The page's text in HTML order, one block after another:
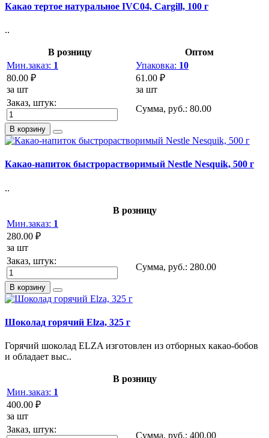
Какао тертое натуральное IVC04, Cargill, 100 г
..
В розницу
Оптом
Мин.заказ: 1
80.00 ₽
за шт
Упаковка: 10
61.00 ₽
за шт
Заказ, штук:
Сумма, руб.: 80.00
В корзину
Какао-напиток быстрорастворимый Nestle Nesquik, 500 г
..
В розницу
Мин.заказ: 1
280.00 ₽
за шт
Заказ, штук:
Сумма, руб.: 280.00
В корзину
Шоколад горячий Elza, 325 г
Горячий шоколад ELZA изготовлен из отборных какао-бобов
и обладает выс..
В розницу
Мин.заказ: 1
400.00 ₽
за шт
Заказ, штук:
Сумма, руб.: 400.00